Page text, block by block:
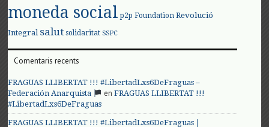
moneda social p2p Foundation Revolució
Integral salut solidaritat SSPC
Comentaris recents
FRAGUAS LLIBERTAT !!! #LibertadLxs6DeFraguas –
Federación Anarquista
enFRAGUAS LLIBERTAT !!!
#LibertadLxs6DeFraguas
FRAGUAS LLIBERTAT !!! #LibertadLxs6DeFraguas |